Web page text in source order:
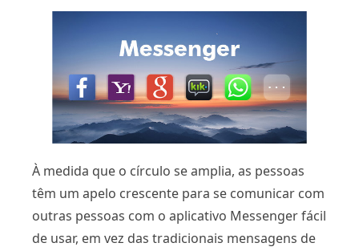
À medida que o círculo se amplia, as pessoas
têm um apelo crescente para se comunicar com
outras pessoas com o aplicativo Messenger fácil
de usar, em vez das tradicionais mensagens de